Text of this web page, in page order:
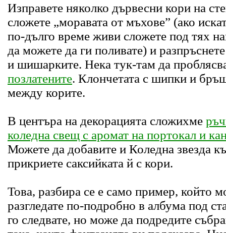
Изправете няколко дървесни кори на
сложете „моравата от мъхове” (ако
по-дълго време живи сложете под тях
да можете да ги поливате) и
и шишарките. Нека тук-там да
позлатените. Клончетата с шипки и
между корите.
В центъра на декорацията сложихме
коледна свещ с аромат на портокал и
Можете да добавите и Коледна звезда
прикриете саксийката й с кори.
Това, разбира се е само пример, който
разгледате по-подробно в албума под
го следвате, но може да подредите